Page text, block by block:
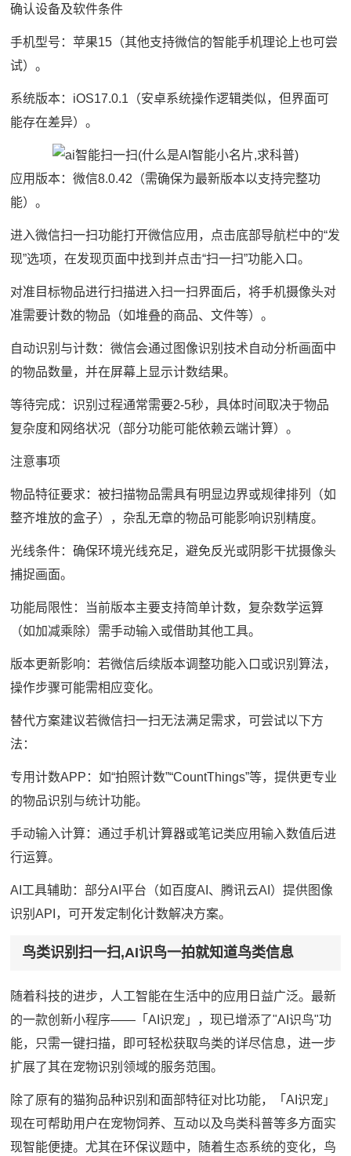
确认设备及软件条件
手机型号：苹果15（其他支持微信的智能手机理论上也可尝
试）。
系统版本：iOS17.0.1（安卓系统操作逻辑类似，但界面可
能存在差异）。
应用版本：微信8.0.42（需确保为最新版本以支持完整功
能）。
进入微信扫一扫功能打开微信应用，点击底部导航栏中的“发
现”选项，在发现页面中找到并点击“扫一扫”功能入口。
对准目标物品进行扫描进入扫一扫界面后，将手机摄像头对
准需要计数的物品（如堆叠的商品、文件等）。
自动识别与计数：微信会通过图像识别技术自动分析画面中
的物品数量，并在屏幕上显示计数结果。
等待完成：识别过程通常需要2-5秒，具体时间取决于物品
复杂度和网络状况（部分功能可能依赖云端计算）。
注意事项
物品特征要求：被扫描物品需具有明显边界或规律排列（如
整齐堆放的盒子），杂乱无章的物品可能影响识别精度。
光线条件：确保环境光线充足，避免反光或阴影干扰摄像头
捕捉画面。
功能局限性：当前版本主要支持简单计数，复杂数学运算
（如加减乘除）需手动输入或借助其他工具。
版本更新影响：若微信后续版本调整功能入口或识别算法，
操作步骤可能需相应变化。
替代方案建议若微信扫一扫无法满足需求，可尝试以下方
法：
专用计数APP：如“拍照计数”“CountThings”等，提供更专业
的物品识别与统计功能。
手动输入计算：通过手机计算器或笔记类应用输入数值后进
行运算。
AI工具辅助：部分AI平台（如百度AI、腾讯云AI）提供图像
识别API，可开发定制化计数解决方案。
鸟类识别扫一扫,AI识鸟一拍就知道鸟类信息
随着科技的进步，人工智能在生活中的应用日益广泛。最新
的一款创新小程序——「AI识宠」，现已增添了"AI识鸟"功
能，只需一键扫描，即可轻松获取鸟类的详尽信息，进一步
扩展了其在宠物识别领域的服务范围。
除了原有的猫狗品种识别和面部特征对比功能，「AI识宠」
现在可帮助用户在宠物饲养、互动以及鸟类科普等多方面实
现智能便捷。尤其在环保议题中，随着生态系统的变化，鸟